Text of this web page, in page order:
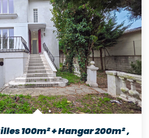
Nos Actualités
CONTACTER
EN ES
100m² + Hangar 200m²,